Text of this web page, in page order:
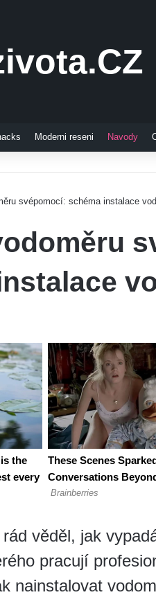
Moderni reseni Navody
svépomocí: schéma instalace
věděl, jak
pracují
nainstalovat